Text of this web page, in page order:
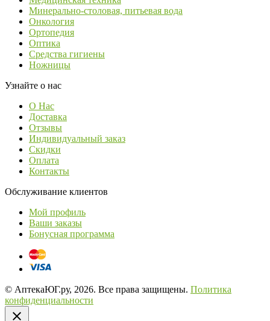
Минерально-столовая, питьевая вода
Онкология
Ортопедия
Оптика
Средства гигиены
Ножницы
Узнайте о нас
О Нас
Доставка
Отзывы
Индивидуальный заказ
Скидки
Оплата
Контакты
Обслуживание клиентов
Мой профиль
Ваши заказы
Бонусная программа
© АптекаЮГ.ру, 2026. Все права защищены. Политика
конфиденциальности